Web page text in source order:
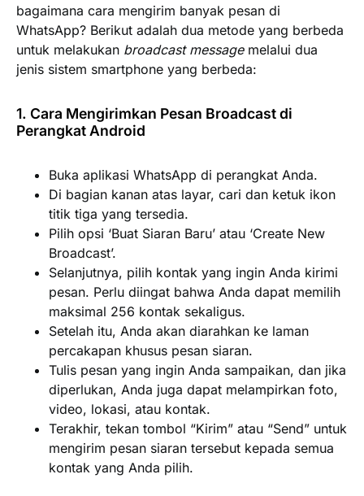
bagaimana cara mengirim banyak pesan di
WhatsApp? Berikut adalah dua metode yang berbeda
untuk melakukan broadcast messagemelalui dua
jenis sistem smartphone yang berbeda:
1. Cara Mengirimkan Pesan Broadcast di
Perangkat Android
Buka aplikasi WhatsApp di perangkat Anda.
Di bagian kanan atas layar, cari dan ketuk ikon
titik tiga yang tersedia.
Pilih opsi ‘Buat Siaran Baru’ atau ‘Create New
Broadcast’.
Selanjutnya, pilih kontak yang ingin Anda kirimi
pesan. Perlu diingat bahwa Anda dapat memilih
maksimal 256 kontak sekaligus.
Setelah itu, Anda akan diarahkan ke laman
percakapan khusus pesan siaran.
Tulis pesan yang ingin Anda sampaikan, dan jika
diperlukan, Anda juga dapat melampirkan foto,
video, lokasi, atau kontak.
Terakhir, tekan tombol “Kirim” atau “Send” untuk
mengirim pesan siaran tersebut kepada semua
kontak yang Anda pilih.